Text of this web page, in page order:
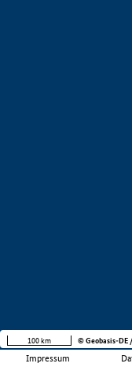
Impressum
100 km © Geobasis-DE